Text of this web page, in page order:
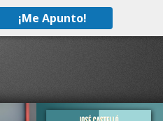
¡Me Apunto!